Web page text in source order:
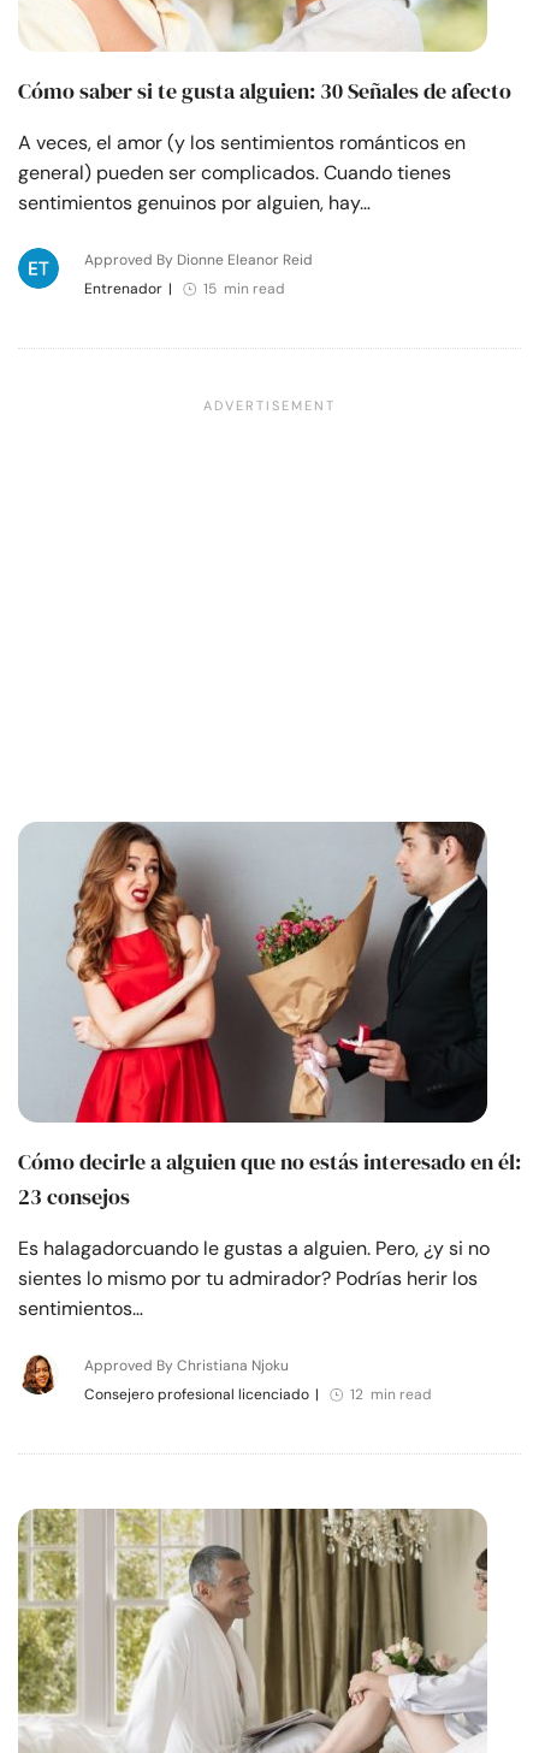
Cómo saber si te gusta alguien: 30 Señales de afecto
A veces, el amor (y los sentimientos románticos en
general) pueden ser complicados. Cuando tienes
sentimientos genuinos por alguien, hay…
Approved By Dionne Eleanor Reid
Entrenador | 15 min read
Cómo decirle a alguien que no estás interesado en él:
23 consejos
Es halagadorcuando le gustas a alguien. Pero, ¿y si no
sientes lo mismo por tu admirador? Podrías herir los
sentimientos…
Approved By Christiana Njoku
Consejero profesional licenciado | 12 min read